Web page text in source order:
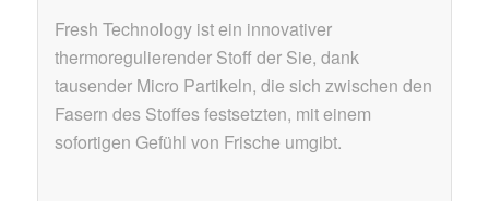
Fresh Technology ist ein innovativer
thermoregulierender Stoff der Sie, dank
tausender Micro Partikeln, die sich zwischen den
Fasern des Stoffes festsetzten, mit einem
sofortigen Gefühl von Frische umgibt.